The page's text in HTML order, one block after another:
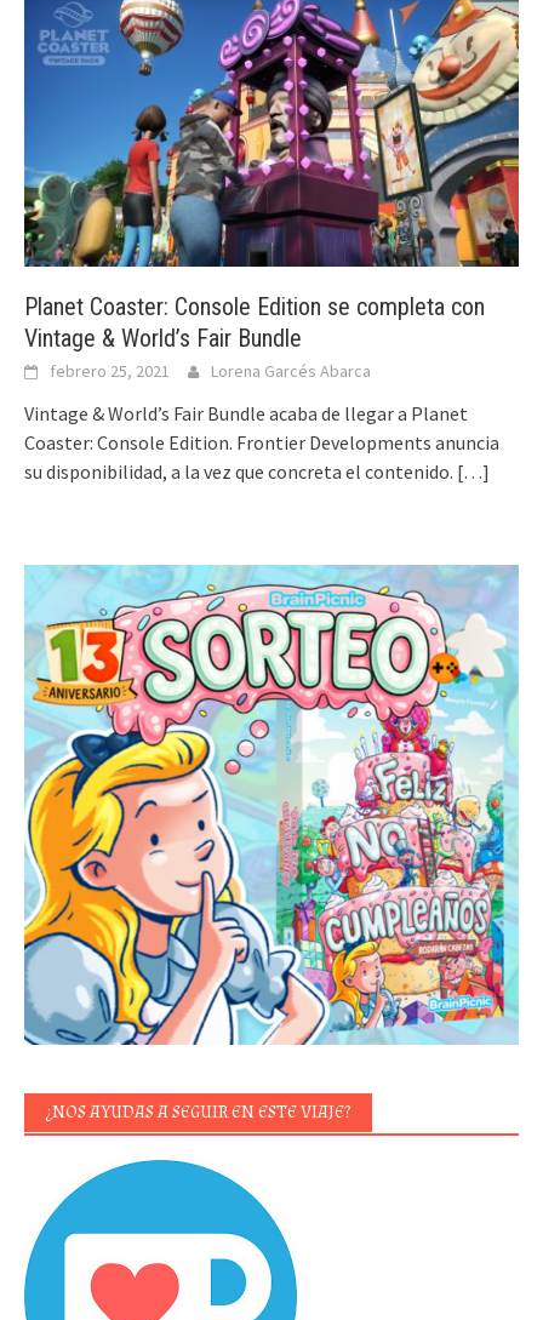
Planet Coaster: Console Edition se completa con
Vintage & World’s Fair Bundle
febrero 25, 2021 Lorena Garcés Abarca
Vintage & World’s Fair Bundle acaba de llegar a Planet
Coaster: Console Edition. Frontier Developments anuncia
su disponibilidad, a la vez que concreta el contenido. […]
¿NOS AYUDAS A SEGUIR EN ESTE VIAJE?